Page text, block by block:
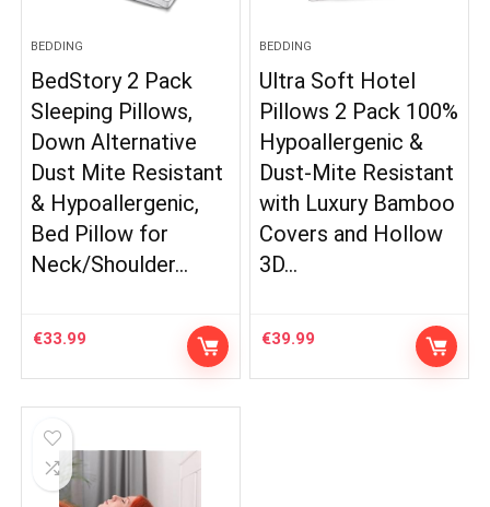
BEDDING
BedStory 2 Pack
Sleeping Pillows,
Down Alternative
Dust Mite Resistant
& Hypoallergenic,
Bed Pillow for
Neck/Shoulder…
€33.99
BEDDING
Ultra Soft Hotel
Pillows 2 Pack 100%
Hypoallergenic &
Dust-Mite Resistant
with Luxury Bamboo
Covers and Hollow
3D…
€39.99